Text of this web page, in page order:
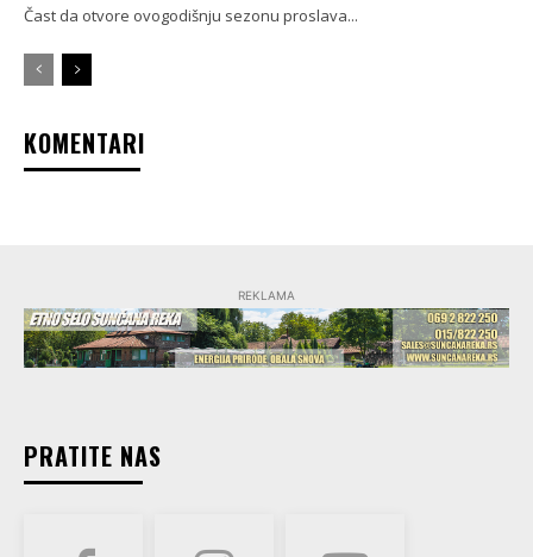
Čast da otvore ovogodišnju sezonu proslava...
KOMENTARI
REKLAMA
PRATITE NAS